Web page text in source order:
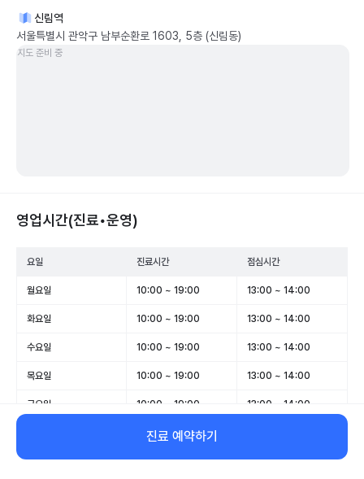
신림역
서울특별시 관악구 남부순환로 1603, 5층 (신림동)
지도 준비 중
영업시간(진료•운영)
요일 진료시간 점심시간
월요일 10:00 ~ 19:00 13:00 ~ 14:00
화요일 10:00 ~ 19:00 13:00 ~ 14:00
수요일 10:00 ~ 19:00 13:00 ~ 14:00
목요일 10:00 ~ 19:00 13:00 ~ 14:00
금요일 10:00 ~ 19:00 13:00 ~ 14:00
10:00 ~ 14:00
일요일 10:00 ~ 14:00 -
진료 예약하기